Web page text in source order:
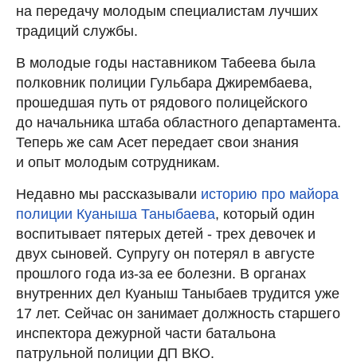
на передачу молодым специалистам лучших
традиций службы.
В молодые годы наставником Табеева была
полковник полиции Гульбара Джирембаева,
прошедшая путь от рядового полицейского
до начальника штаба областного департамента.
Теперь же сам Асет передает свои знания
и опыт молодым сотрудникам.
Недавно мы рассказывали историю про майора
полиции Куаныша Таныбаева, который один
воспитывает пятерых детей - трех девочек и
двух сыновей. Супругу он потерял в августе
прошлого года из-за ее болезни. В органах
внутренних дел Куаныш Таныбаев трудится уже
17 лет. Сейчас он занимает должность старшего
инспектора дежурной части батальона
патрульной полиции ДП ВКО.